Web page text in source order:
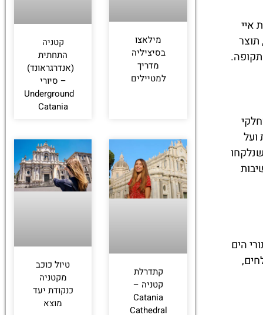
איי
ועל
הים
מילאצו
בסיציליה
מדריך
למטיילים
קטניה
התחתית
(אנדרגראונד)
– סיורי
Underground
Catania
קתדרלת
קטניה –
Catania
Cathedral
טיול כוכב
מקטניה
כנקודת יעד
מוצא